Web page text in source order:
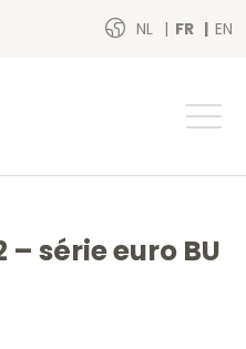
NL FR EN
série euro BU